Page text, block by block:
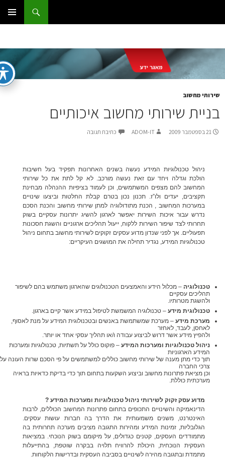
מחשוב
שירותי מחשוב איכותיים
21 בספטמבר 2009 ADOM-IT כתיבת תגובה
ניהול טכנולוגיות המידע נעשה בשנים האחרונות תפקיד בעל חשיבות
הולכת וגדלה ויחד עם זאת נעשה מורכב. לא קל לתת את כל שירותי
המחשוב להם מצפים המשתמשים, וכן לעמוד בציפיות ההנהלה מבחינת
תקציבים, יעדים ולו”ז. תכנון נכון בטרם קבלת החלטות וביצעו שינויים
במערכות המחשוב , הכנת מתודולוגיה למתן שירותי מחשוב והכנת הסכם
נדרש עבור איכות השירות יאפשר לארגון להשיג יתרונות עסקיים בשוק
תחרותי לצד שיפור השירות ללקוח, ייעול תהליכים ארגוניים והשגת חסכונות
תפעוליים. אך לפני שנדון מדוע עסקים זקוקים לשירותי מחשוב בתחום ניהול
טכנולוגיות המידע, נגדיר תחילה את המושגים העיקריים:
טכנולוגיה– מכלול הידע והאמצעים הטכנולוגים שהארגון משתמש בהם לשיפור
תהליכים עסקיים
ולהשגת מטרותיו.
טכנולוגית מידע– טכנולוגיה המשמשת לטיפול במידע אשר קיים בארגון.
מערכת מידע– מערכת שמשתמשת באנשים ובטכנולוגית המידע על מנת לאסוף,
לאחסן, לעבד, לאחזר
ולהפיץ מידע אשר דרוש לביצוע עבודה ו/או תהליך עסקי אחד או יותר.
ניהול טכנולוגיות ומערכות המידע– פוקוס כולל על תשתיות, טכנולוגיות ומערכות
המידע הארגוניות
תוך כדי מתן מענה של שירותי מחשוב כוללים למשתמשים על פי הסכם שרות העונה על
צרכי החברה
וכן מציאת פתרונות מחשוב וביצוע השקעות בתחום תוך כדי בדיקת כדאיות בראיה
מערכתית כוללת.
מדוע עסק זקוק לשירותי ניהול טכנולוגיות ומערכות המידע ?
הדינאמיקה והשינויים התכופים בתחום פתרונות המחשוב הכוללים, לרבות
האינטרנט, משנים משמעותית את הדרך בה חברות עושות עסקים.
הגלובליות, זמינות המידע ומהירות התגובה מציבים מערכה תחרותית בה
מתמודדים העסקים, קטנים כגדולים, על מיקומם בשוק הנוכחי. במציאות
העסקית הנוכחית, היכולת להרוויח תלויה בבקרה שוטפת, בהתייעלות
מתמדת ובתגובה מהירה לשינויים בסביבה העסקית ובדרישות הלקוחות.